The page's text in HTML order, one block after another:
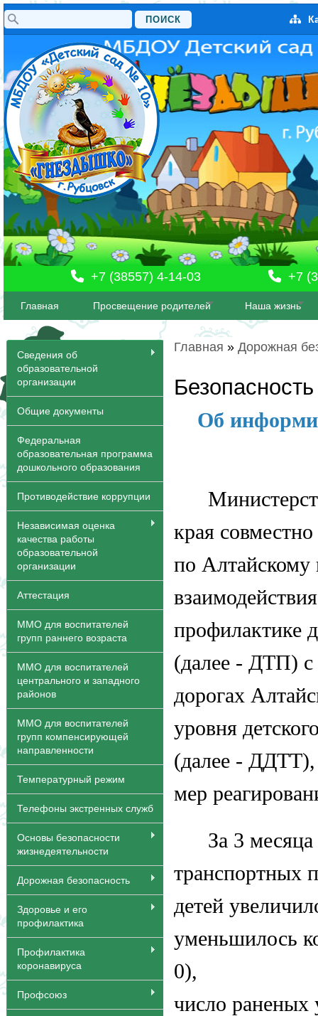
Форма поиска
Поиск
+7 (38557) 4-14-03 +7
Главная Просвещение родителей Наша жизнь
Сведения об
образовательной
организации
Общие документы
Федеральная
образовательная программа
дошкольного образования
Противодействие коррупции
Независимая оценка
качества работы
образовательной
организации
Аттестация
ММО для воспитателей
групп раннего возраста
ММО для воспитателей
центрального и западного
районов
ММО для воспитателей
групп компенсирующей
направленности
Температурный режим
Телефоны экстренных служб
Основы безопасности
жизнедеятельности
Дорожная безопасность
Здоровье и его
профилактика
Профилактика
коронавируса
Профсоюз
Вы здесь
Главная »Дорожная
Об
края
по Алтайскому
профилактике
(далее - ДТП) с
дорогах
уровня
(далее - ДДТТ),
мер
За 3
транспортных
детей
уменьшилось
0),
число раненых